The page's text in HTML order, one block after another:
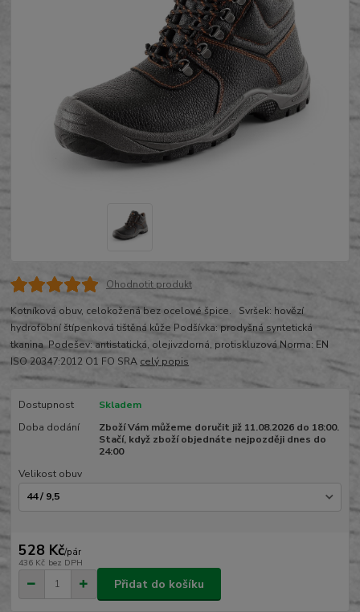
Ohodnotit produkt
Kotníková obuv, celokožená bez ocelové špice. Svršek: hovězí
hydrofobní štípenková tištěná kůže Podšívka: prodyšná syntetická
tkanina Podešev: antistatická, olejivzdorná, protiskluzová Norma: EN
ISO 20347:2012 O1 FO SRA celý popis
Dostupnost
Skladem
Doba dodání
Zboží Vám můžeme doručit již 11.08.2026 do 18:00.
Stačí, když zboží objednáte nejpozději dnes do
24:00
Velikost obuv
528 Kč/pár
436 Kč bez DPH
Přidat do košíku